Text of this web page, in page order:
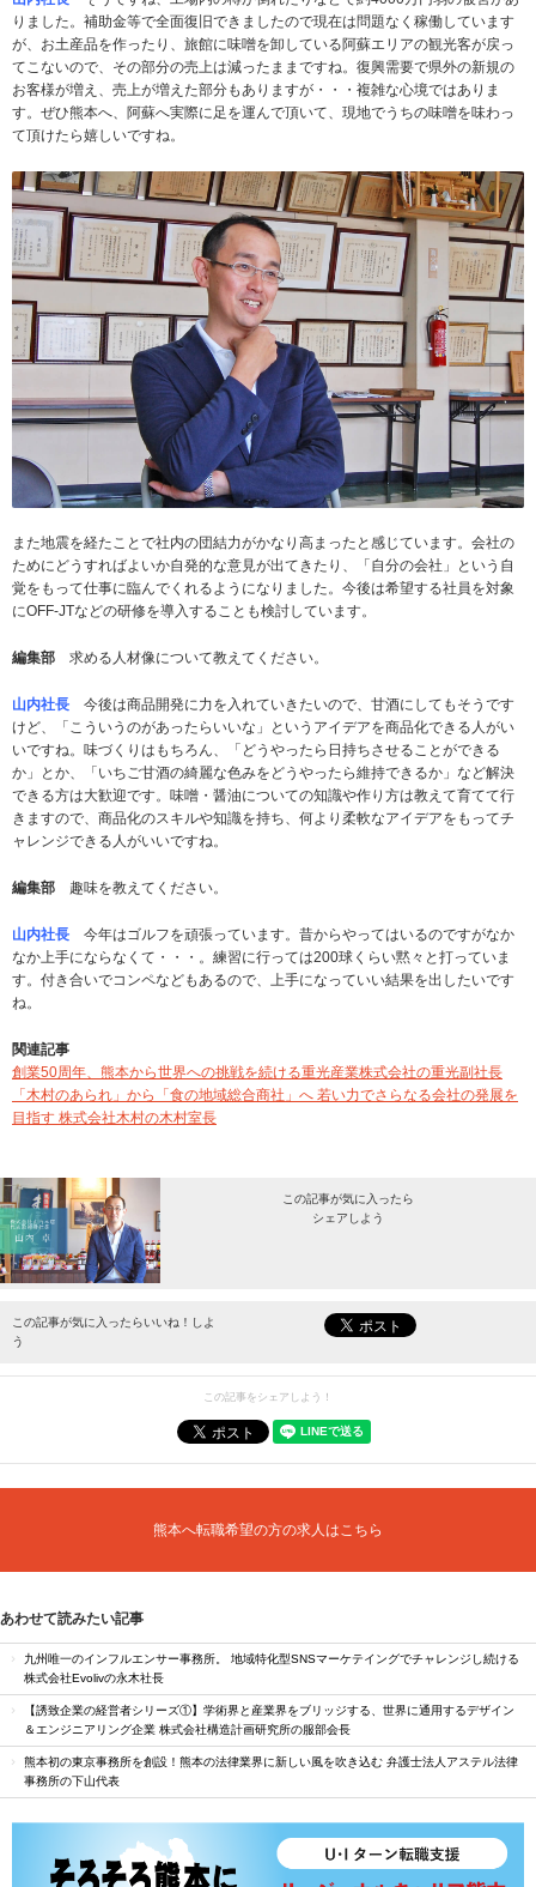
りました。補助金等で全面復旧できましたので現在は問題なく稼働しています
が、お土産品を作ったり、旅館に味噌を卸している阿蘇エリアの観光客が戻っ
てこないので、その部分の売上は減ったままですね。復興需要で県外の新規の
お客様が増え、売上が増えた部分もありますが・・・複雑な心境ではありま
す。ぜひ熊本へ、阿蘇へ実際に足を運んで頂いて、現地でうちの味噌を味わっ
て頂けたら嬉しいですね。
また地震を経たことで社内の団結力がかなり高まったと感じています。会社の
ためにどうすればよいか自発的な意見が出てきたり、「自分の会社」という自
覚をもって仕事に臨んでくれるようになりました。今後は希望する社員を対象
にOFF-JTなどの研修を導入することも検討しています。
編集部 求める人材像について教えてください。
山内社長 今後は商品開発に力を入れていきたいので、甘酒にしてもそうです
けど、「こういうのがあったらいいな」というアイデアを商品化できる人がい
いですね。味づくりはもちろん、「どうやったら日持ちさせることができる
か」とか、「いちご甘酒の綺麗な色みをどうやったら維持できるか」など解決
できる方は大歓迎です。味噌・醤油についての知識や作り方は教えて育てて行
きますので、商品化のスキルや知識を持ち、何より柔軟なアイデアをもってチ
ャレンジできる人がいいですね。
編集部 趣味を教えてください。
山内社長 今年はゴルフを頑張っています。昔からやってはいるのですがなか
なか上手にならなくて・・・。練習に行っては200球くらい黙々と打っていま
す。付き合いでコンペなどもあるので、上手になっていい結果を出したいです
ね。
関連記事
創業50周年、熊本から世界への挑戦を続ける重光産業株式会社の重光副社長
「木村のあられ」から「食の地域総合商社」へ 若い力でさらなる会社の発展を
目指す 株式会社木村の木村室長
この記事が気に入ったら
シェアしよう
最新情報をお届けします。
この記事が気に入ったらいいね！しよ
う
この記事をシェアしよう！
熊本へ転職希望の方の求人はこちら
あわせて読みたい記事
九州唯一のインフルエンサー事務所。 地域特化型SNSマーケテイングでチャレンジし続ける
株式会社Evolivの永木社長
【誘致企業の経営者シリーズ①】学術界と産業界をブリッジする、世界に通用するデザイン
＆エンジニアリング企業 株式会社構造計画研究所の服部会長
熊本初の東京事務所を創設！熊本の法律業界に新しい風を吹き込む 弁護士法人アステル法律
事務所の下山代表